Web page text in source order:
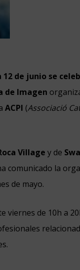
12 de junio se
de Imagen
ACPI (Associació
Village y de
comunicado la
de mayo.
viernes de 10h a